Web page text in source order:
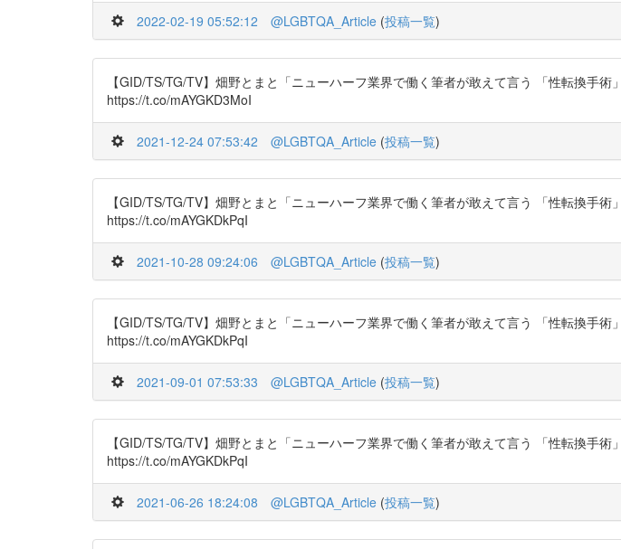
2022-02-19 05:52:12 @LGBTQA_Article (投稿一覧)
【GID/TS/TG/TV】畑野とまと「ニューハーフ業界で働く筆者が敢えて言う 「性転換手
https://t.co/mAYGKD3MoI
2021-12-24 07:53:42 @LGBTQA_Article (投稿一覧)
【GID/TS/TG/TV】畑野とまと「ニューハーフ業界で働く筆者が敢えて言う 「性転換手
https://t.co/mAYGKDkPqI
2021-10-28 09:24:06 @LGBTQA_Article (投稿一覧)
【GID/TS/TG/TV】畑野とまと「ニューハーフ業界で働く筆者が敢えて言う 「性転換手
https://t.co/mAYGKDkPqI
2021-09-01 07:53:33 @LGBTQA_Article (投稿一覧)
【GID/TS/TG/TV】畑野とまと「ニューハーフ業界で働く筆者が敢えて言う 「性転換手
https://t.co/mAYGKDkPqI
2021-06-26 18:24:08 @LGBTQA_Article (投稿一覧)